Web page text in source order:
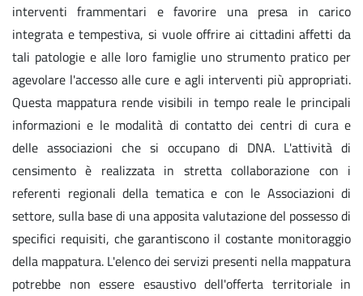
interventi frammentari e favorire una presa in carico
integrata e tempestiva, si vuole offrire ai cittadini affetti da
tali patologie e alle loro famiglie uno strumento pratico per
agevolare l'accesso alle cure e agli interventi più appropriati.
Questa mappatura rende visibili in tempo reale le principali
informazioni e le modalità di contatto dei centri di cura e
delle associazioni che si occupano di DNA. L'attività di
censimento è realizzata in stretta collaborazione con i
referenti regionali della tematica e con le Associazioni di
settore, sulla base di una apposita valutazione del possesso di
specifici requisiti, che garantiscono il costante monitoraggio
della mappatura. L'elenco dei servizi presenti nella mappatura
potrebbe non essere esaustivo dell'offerta territoriale in